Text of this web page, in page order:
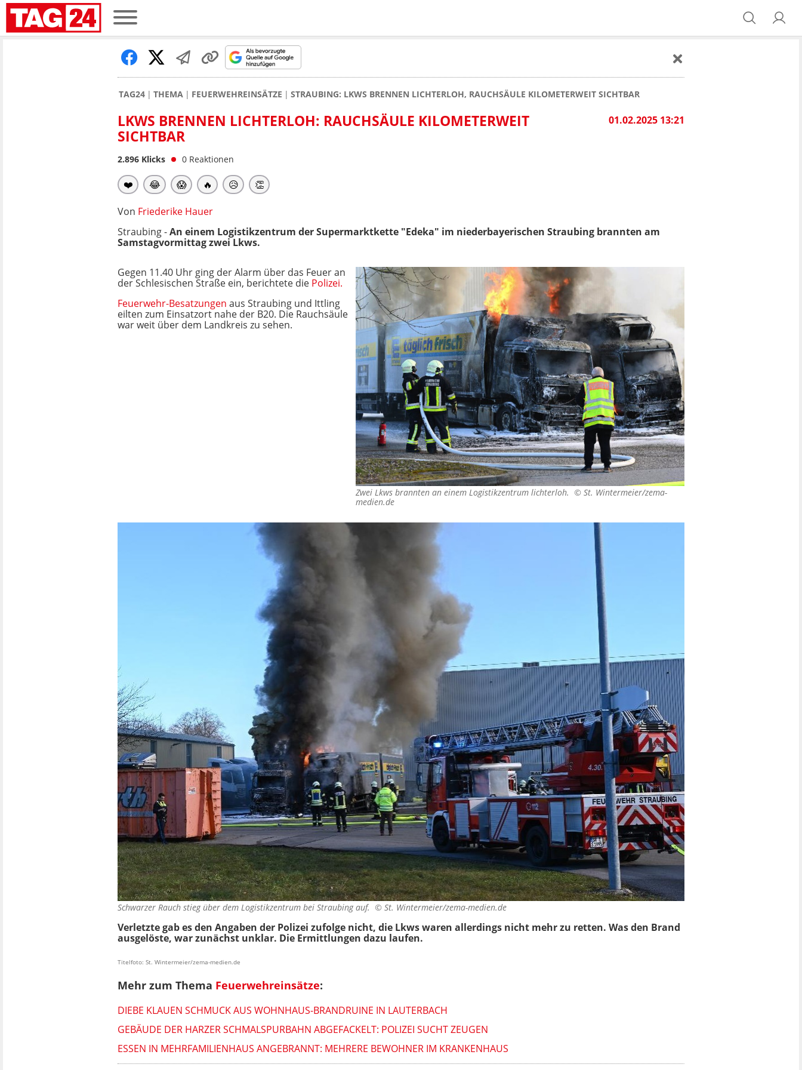
TAG24 THEMA FEUERWEHREINSÄTZE STRAUBING: LKWS BRENNEN LICHTERLOH, RAUCHSÄULE KILOMETERWEIT SICHTBAR
01.02.2025 13:21
LKWS BRENNEN LICHTERLOH: RAUCHSÄULE KILOMETERWEIT
SICHTBAR
2.896 Klicks 0 Reaktionen
❤️ 😂 😱 🔥 😥 👏
Von Friederike Hauer
Straubing -An einem Logistikzentrum der Supermarktkette "Edeka" im niederbayerischen Straubing brannten am
Samstagvormittag zwei Lkws.
Zwei Lkws brannten an einem Logistikzentrum lichterloh. © St. Wintermeier/zema-
medien.de
Gegen 11.40 Uhr ging der Alarm über das Feuer an
der Schlesischen Straße ein, berichtete die Polizei.
Feuerwehr-Besatzungen aus Straubing und Ittling
eilten zum Einsatzort nahe der B20. Die Rauchsäule
war weit über dem Landkreis zu sehen.
Schwarzer Rauch stieg über dem Logistikzentrum bei Straubing auf. © St. Wintermeier/zema-medien.de
Verletzte gab es den Angaben der Polizei zufolge nicht, die Lkws waren allerdings nicht mehr zu retten. Was den Brand
ausgelöste, war zunächst unklar. Die Ermittlungen dazu laufen.
Titelfoto: St. Wintermeier/zema-medien.de
Mehr zum Thema Feuerwehreinsätze:
DIEBE KLAUEN SCHMUCK AUS WOHNHAUS-BRANDRUINE IN LAUTERBACH
GEBÄUDE DER HARZER SCHMALSPURBAHN ABGEFACKELT: POLIZEI SUCHT ZEUGEN
ESSEN IN MEHRFAMILIENHAUS ANGEBRANNT: MEHRERE BEWOHNER IM KRANKENHAUS